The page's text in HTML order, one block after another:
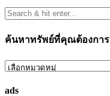
ค้นหาทรัพย์ที่คุณต้องการ
ค้นหา
ads